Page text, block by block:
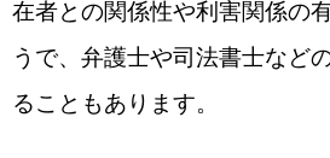
在者との関係性や利害関係の
うで、弁護士や司法書士など
ることもあります。